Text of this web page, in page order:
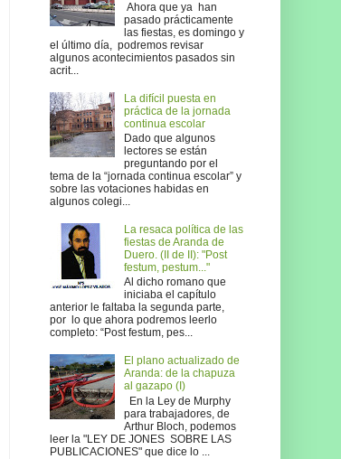
Ahora que ya han
pasado prácticamente
las fiestas, es domingo y
el último día, podremos revisar
algunos acontecimientos pasados sin
acrit...
La difícil puesta en
práctica de la jornada
continua escolar
Dado que algunos
lectores se están
preguntando por el
tema de la “jornada continua escolar” y
sobre las votaciones habidas en
algunos colegi...
La resaca política de las
fiestas de Aranda de
Duero. (II de II): "Post
festum, pestum..."
Al dicho romano que
iniciaba el capítulo
anterior le faltaba la segunda parte,
por lo que ahora podremos leerlo
completo: “Post festum, pes...
El plano actualizado de
Aranda: de la chapuza
al gazapo (I)
En la Ley de Murphy
para trabajadores, de
Arthur Bloch, podemos
leer la "LEY DE JONES SOBRE LAS
PUBLICACIONES" que dice lo ...